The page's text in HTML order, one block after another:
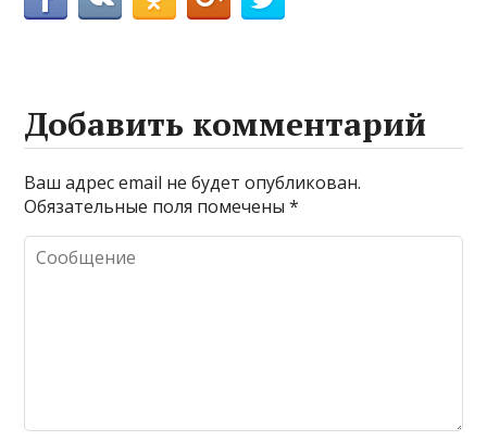
Добавить комментарий
Ваш адрес email не будет опубликован.
Обязательные поля помечены*